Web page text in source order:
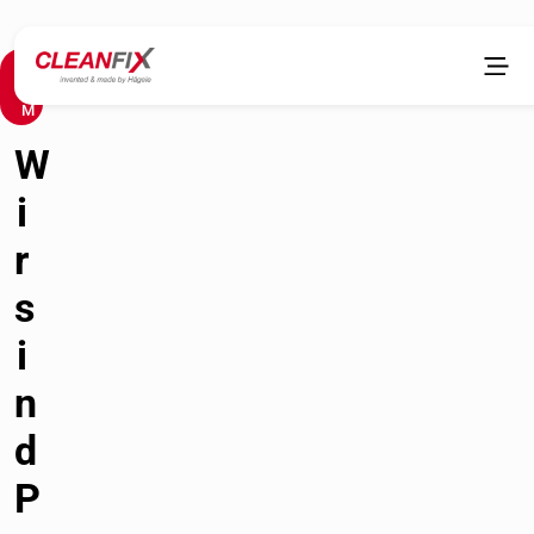
W
i
r
s
i
n
d
P
M